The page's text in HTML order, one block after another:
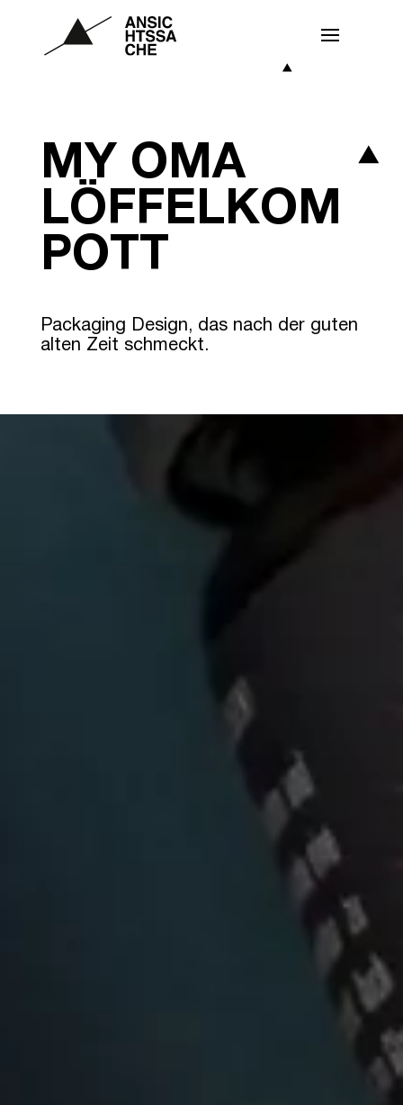
MY OMA
LÖFFELKOM
POTT
Packaging Design, das nach der guten
alten Zeit schmeckt.